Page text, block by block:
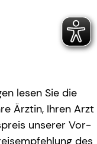
lesen Sie die
Ärztin, Ihren Arzt
unserer Vor-
des